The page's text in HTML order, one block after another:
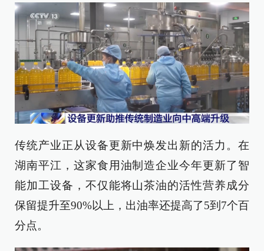
传统产业正从设备更新中焕发出新的活力。在
湖南平江，这家食用油制造企业今年更新了智
能加工设备，不仅能将山茶油的活性营养成分
保留提升至90%以上，出油率还提高了5到7个百
分点。